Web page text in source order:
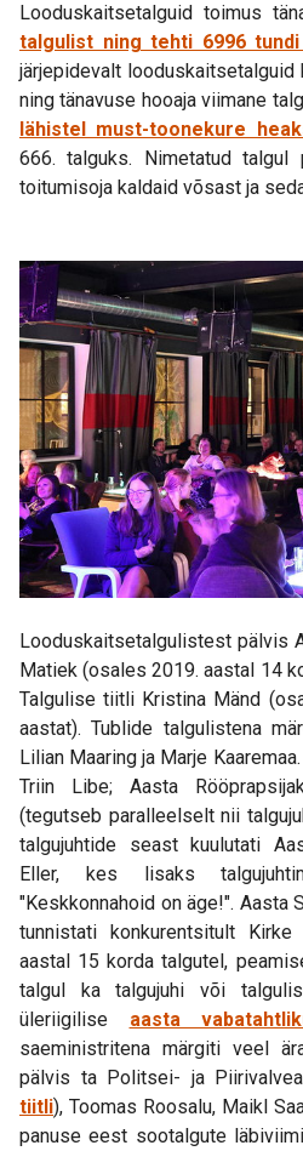
Looduskaitsetalguid toimus
talgulist ning tehti 6996
järjepidevalt looduskaitsetalguid
ning tänavuse hooaja viimane
lähistel must-toonekure
666. talguks. Nimetatud talgul
toitumisoja kaldaid võsast ja
Looduskaitsetalgulistest pälvis
Matiek (osales 2019. aastal 14
Talgulise tiitli Kristina Mänd
aastat). Tublide talgulistena
Lilian Maaring ja Marje
Triin Libe; Aasta
(tegutseb paralleelselt nii
talgujuhtide seast kuulutati
Eller, kes lisaks
"Keskkonnahoid on äge!". Aasta
tunnistati konkurentsitult
aastal 15 korda talgutel,
talgul ka talgujuhi või
üleriigilise aasta
saeministritena märgiti veel
pälvis ta Politsei- ja
tiitli), Toomas Roosalu, Maikl
panuse eest sootalgute